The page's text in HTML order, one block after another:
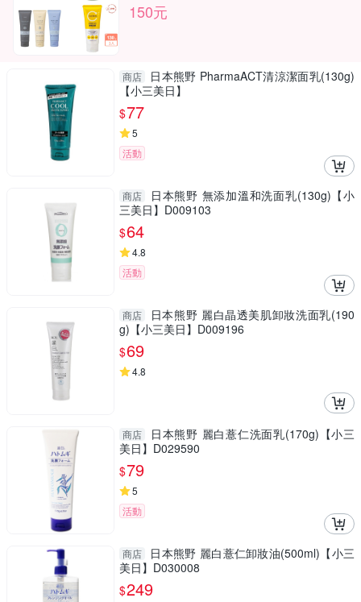
150元
商店
日本熊野 PharmaACT清涼潔面乳(130g)
【小三美日】
$77
5
活動
商店
日本熊野 無添加溫和洗面乳(130g)【小
三美日】D009103
$64
4.8
活動
商店
日本熊野 麗白晶透美肌卸妝洗面乳(190
g)【小三美日】D009196
$69
4.8
商店
日本熊野 麗白薏仁洗面乳(170g)【小三
美日】D029590
$79
5
活動
商店
日本熊野 麗白薏仁卸妝油(500ml)【小三
美日】D030008
$249